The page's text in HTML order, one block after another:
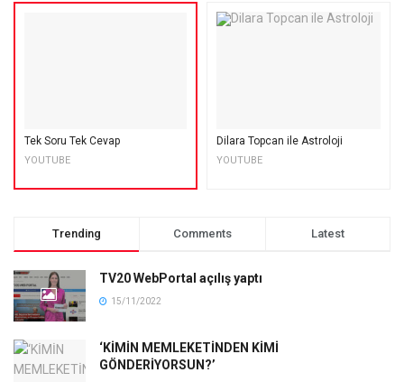
Tek Soru Tek Cevap
YOUTUBE
Dilara Topcan ile Astroloji
YOUTUBE
Trending Comments Latest
TV20 WebPortal açılış yaptı
15/11/2022
‘KİMİN MEMLEKETİNDEN KİMİ
GÖNDERİYORSUN?’